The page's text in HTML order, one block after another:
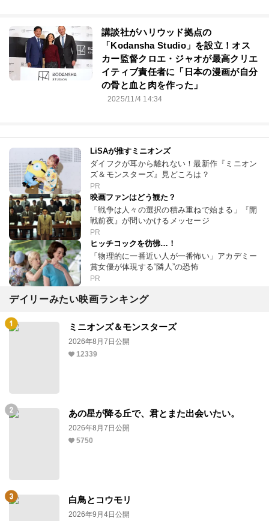
講談社がハリウッド拠点の
「Kodansha Studio」を設立！オス
カー監督クロエ・ジャオが最高クリエ
イティブ責任者に「日本の漫画が自分
の骨と血と肉を作った」
2025/11/4 14:34
LiSAが推すミニオンズ
ダイフクが耳から離れない！最新作『ミニオン
ズ＆モンスターズ』見どころは？
PR
映画ファンはどう観た？
「戦争は人々の選択の積み重ねで始まる」『開
戦前夜』が問いかけるメッセージ
PR
ヒッチコックを彷彿…！
「物理的に一番近い人が一番怖い」アカデミー
賞女優が体現する“隣人”の恐怖
PR
デイリーみたい映画ランキング
ミニオンズ＆モンスターズ
2026年8月7日公開
12339
あの星が降る丘で、君とまた出会いたい。
2026年8月7日公開
5750
白鳥とコウモリ
2026年9月4日公開